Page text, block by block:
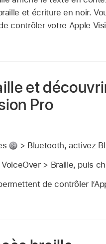
et écriture en noir.
contrôler votre Apple
et
Pro
> Bluetooth, activez
> Braille, puis
de contrôler